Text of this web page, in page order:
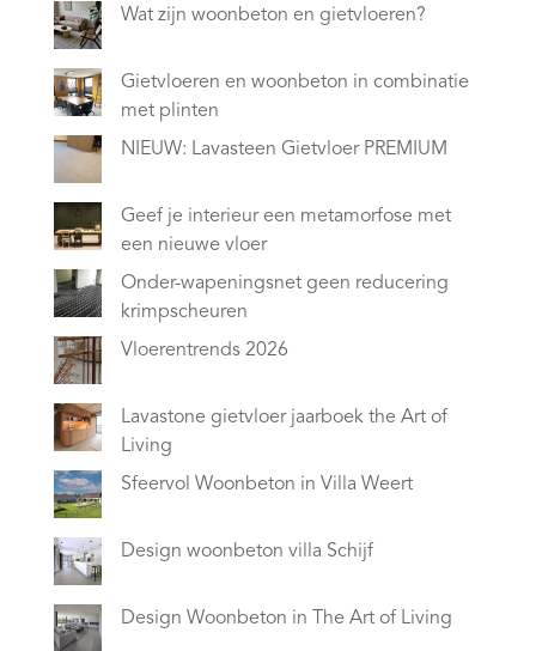
Wat zijn woonbeton en gietvloeren?
Gietvloeren en woonbeton in combinatie
met plinten
NIEUW: Lavasteen Gietvloer PREMIUM
Geef je interieur een metamorfose met
een nieuwe vloer
Onder-wapeningsnet geen reducering
krimpscheuren
Vloerentrends 2026
Lavastone gietvloer jaarboek the Art of
Living
Sfeervol Woonbeton in Villa Weert
Design woonbeton villa Schijf
Design Woonbeton in The Art of Living